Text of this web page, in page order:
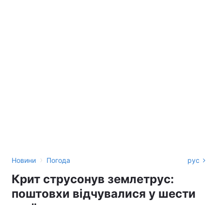
Новини › Погода рус
Крит струсонув землетрус:
поштовхи відчувалися у шести